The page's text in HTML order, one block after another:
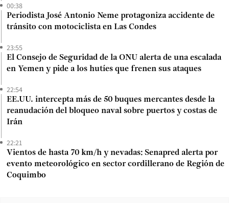
00:38
Periodista José Antonio Neme protagoniza accidente de
tránsito con motociclista en Las Condes
23:55
El Consejo de Seguridad de la ONU alerta de una escalada
en Yemen y pide a los hutíes que frenen sus ataques
22:54
EE.UU. intercepta más de 50 buques mercantes desde la
reanudación del bloqueo naval sobre puertos y costas de
Irán
22:21
Vientos de hasta 70 km/h y nevadas: Senapred alerta por
evento meteorológico en sector cordillerano de Región de
Coquimbo